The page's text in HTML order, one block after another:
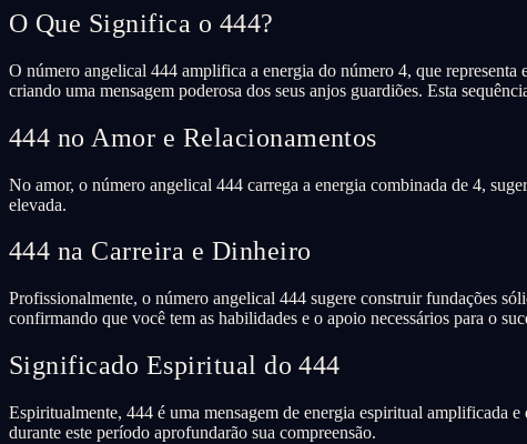
O Que Significa o 444?
O número angelical 444 amplifica a energia do número 4, que
criando uma mensagem poderosa dos seus anjos guardiões. Esta
444 no Amor e Relacionamentos
No amor, o número angelical 444 carrega a energia combinada de 4,
elevada.
444 na Carreira e Dinheiro
Profissionalmente, o número angelical 444 sugere construir fundações
confirmando que você tem as habilidades e o apoio necessários para o
Significado Espiritual do 444
Espiritualmente, 444 é uma mensagem de energia espiritual amplificada
durante este período aprofundarão sua compreensão.